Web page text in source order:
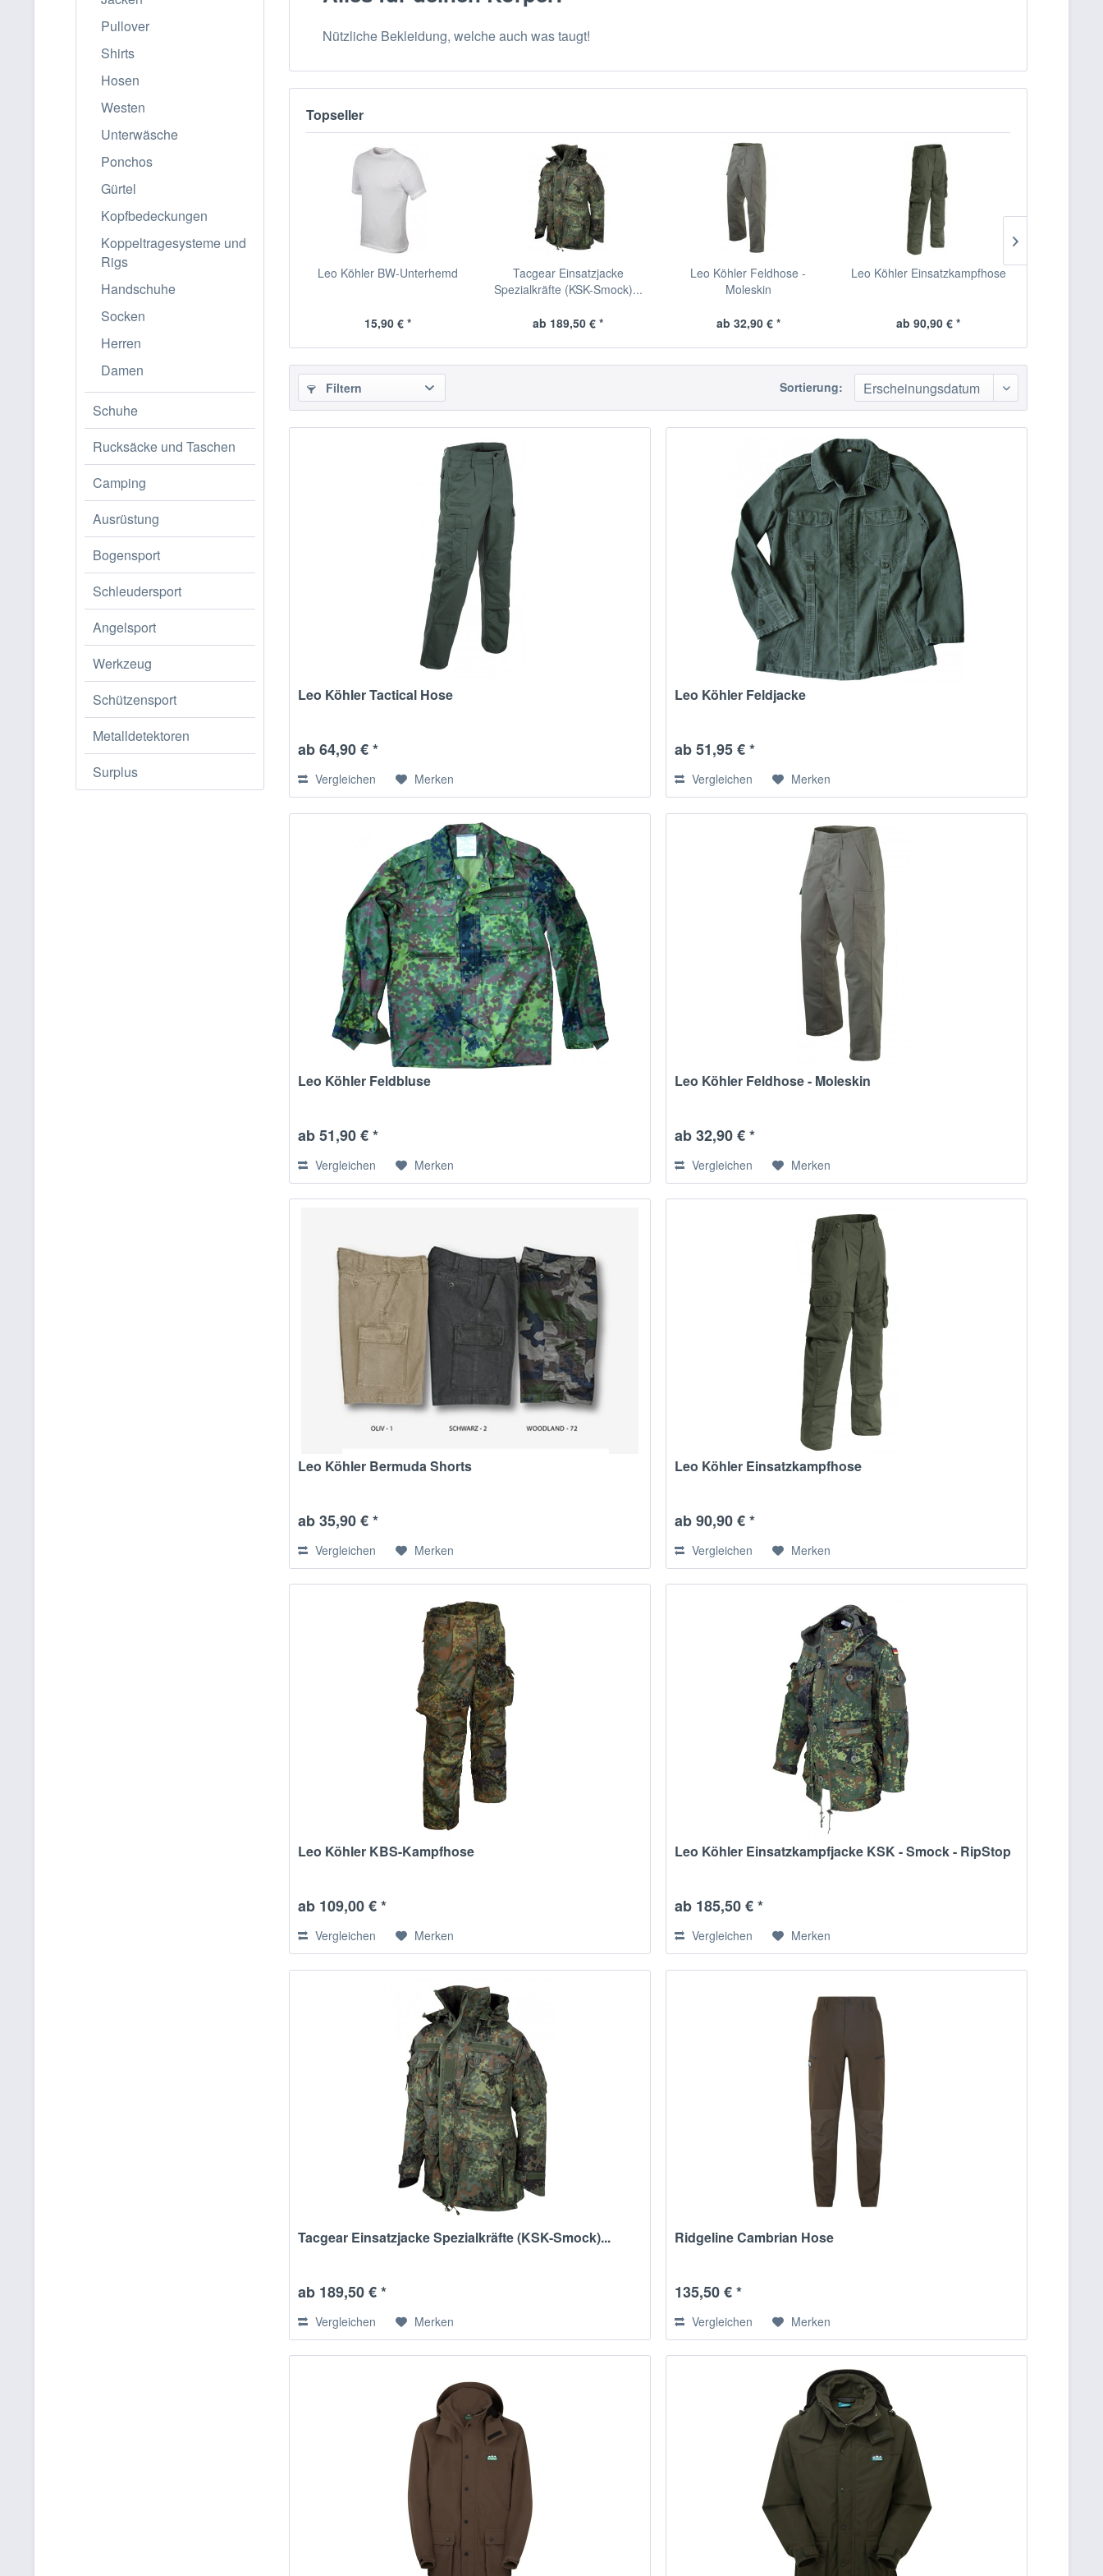
Pullover
Shirts
Hosen
Westen
Unterwäsche
Ponchos
Gürtel
Kopfbedeckungen
Koppeltragesysteme und
Rigs
Handschuhe
Socken
Herren
Damen
Schuhe
Rucksäcke und Taschen
Camping
Ausrüstung
Bogensport
Schleudersport
Angelsport
Werkzeug
Schützensport
Metalldetektoren
Surplus
Nützliche Bekleidung, welche auch was taugt!
Topseller
Leo Köhler BW-Unterhemd
15,90 € *
Tacgear Einsatzjacke
Spezialkräfte (KSK-Smock)...
ab 189,50 € *
Leo Köhler Feldhose -
Moleskin
ab 32,90 € *
Leo Köhler Einsatzkampfhose
ab 90,90 € *
Filtern Sortierung:
Leo Köhler Tactical Hose
ab 64,90 € *
Vergleichen Merken
Leo Köhler Feldjacke
ab 51,95 € *
Vergleichen Merken
Leo Köhler Feldbluse
ab 51,90 € *
Vergleichen Merken
Leo Köhler Feldhose - Moleskin
ab 32,90 € *
Vergleichen Merken
Leo Köhler Bermuda Shorts
ab 35,90 € *
Vergleichen Merken
Leo Köhler Einsatzkampfhose
ab 90,90 € *
Vergleichen Merken
Leo Köhler KBS-Kampfhose
ab 109,00 € *
Vergleichen Merken
Leo Köhler Einsatzkampfjacke KSK - Smock - RipStop
ab 185,50 € *
Vergleichen Merken
Tacgear Einsatzjacke Spezialkräfte (KSK-Smock)...
ab 189,50 € *
Vergleichen Merken
Ridgeline Cambrian Hose
135,50 € *
Vergleichen Merken